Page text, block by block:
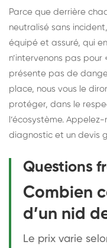
Parce que derrière
neutralisé sans
équipé et assuré, qui
n’intervenons pas pour
présente pas de
place, nous vous le
protéger, dans le
l’écosystème.
diagnostic et un devis
Questions
Combien
d’un nid
Le prix varie